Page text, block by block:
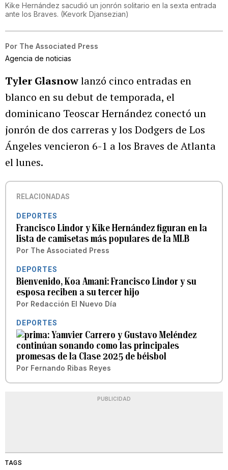
Kike Hernández sacudió un jonrón solitario en la sexta entrada
ante los Braves. (Kevork Djansezian)
Por The Associated Press
Agencia de noticias
Tyler Glasnowlanzó cinco entradas en
blanco en su debut de temporada, el
dominicano Teoscar Hernández conectó un
jonrón de dos carreras y los Dodgers de Los
Ángeles vencieron 6-1 a los Braves de Atlanta
el lunes.
RELACIONADAS
DEPORTES
Francisco Lindor y Kike Hernández figuran en la
lista de camisetas más populares de la MLB
Por The Associated Press
DEPORTES
Bienvenido, Koa Amani: Francisco Lindor y su
esposa reciben a su tercer hijo
Por Redacción El Nuevo Día
DEPORTES
Yamvier Carrero y Gustavo Meléndez
continúan sonando como las principales
promesas de la Clase 2025 de béisbol
Por Fernando Ribas Reyes
PUBLICIDAD
TAGS